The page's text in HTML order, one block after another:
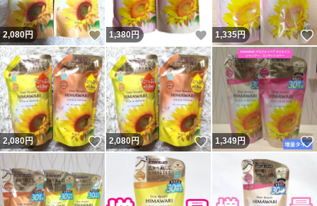
2,080円 いいね！
1,380円 いいね！
1,335円
2,080円 いいね！
2,080円 いいね！
1,349円